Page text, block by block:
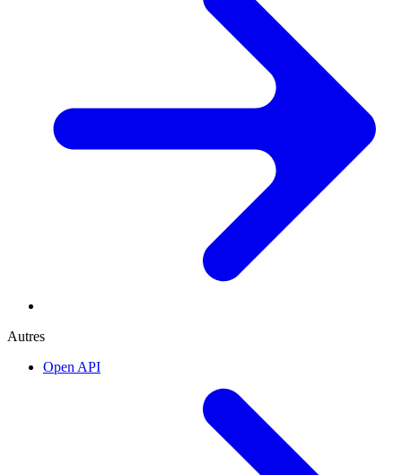
Autres
Open API